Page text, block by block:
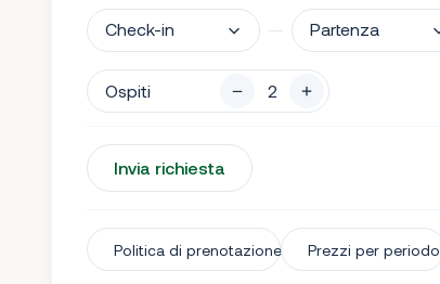
Check-in Partenza
Ospiti
Invia richiesta
Politica di prenotazione Prezzi per periodo